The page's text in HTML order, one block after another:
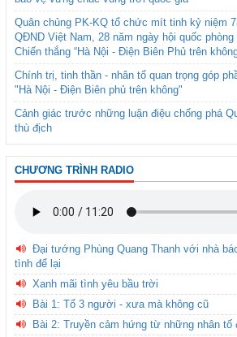
Quân chủng PK-KQ tổ chức mít tinh kỷ niệm
QĐND Việt Nam, 28 năm ngày hội quốc
Chiến thắng “Hà Nội - Điện Biên Phủ trên
Chính trị, tinh thần - nhân tố quan trọng góp
"Hà Nội - Điện Biên phủ trên không"
Cảnh giác trước những luận điệu chống phá
thù địch
CHƯƠNG TRÌNH RADIO
Đại tướng Phùng Quang Thanh với nhà
tình để lại
Xanh mãi tình yêu bầu trời
Bài 1: Tổ 3 người - xưa mà không cũ
Bài 2: Truyền cảm hứng từ những nhân tố